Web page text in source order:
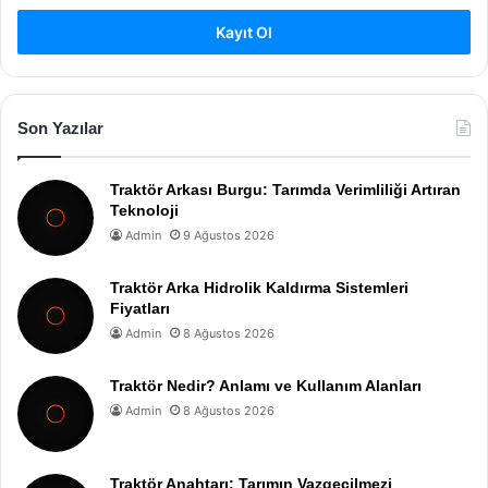
Kayıt Ol
Son Yazılar
Traktör Arkası Burgu: Tarımda Verimliliği Artıran
Teknoloji
Admin 9 Ağustos 2026
Traktör Arka Hidrolik Kaldırma Sistemleri
Fiyatları
Admin 8 Ağustos 2026
Traktör Nedir? Anlamı ve Kullanım Alanları
Admin 8 Ağustos 2026
Traktör Anahtarı: Tarımın Vazgeçilmezi